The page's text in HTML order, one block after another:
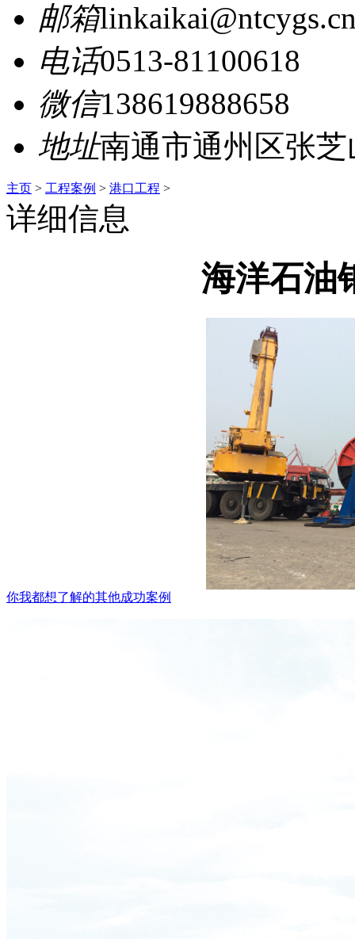
邮箱
电话0513-81100618
微信138619888658
地址南通市通州区张
主页 > 工程案例 > 港口工程 >
详细信息
海洋石油
你我都想了解的其他成功案例